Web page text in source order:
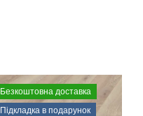
Безкоштовна доставка
Підкладка в подарунок